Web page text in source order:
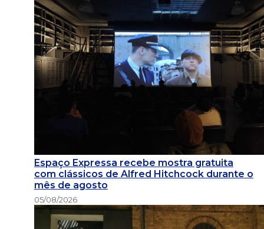
Espaço Expressa recebe mostra gratuita
com clássicos de Alfred Hitchcock durante o
mês de agosto
05/08/2026